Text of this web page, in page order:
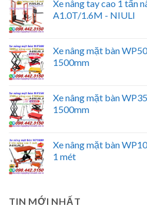
Xe nâng tay cao 1 tấn
A1.0T/1.6M - NIULI
Xe nâng mặt bàn
1500mm
Xe nâng mặt bàn
1500mm
Xe nâng mặt bàn
1 mét
TIN MỚI NHẤT